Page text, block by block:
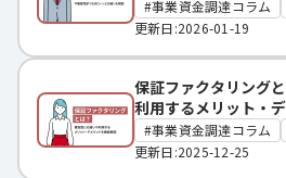
事業資金調達コラム
更新日:2026-01-19
保証ファクタリング
利用するメリット・
事業資金調達コラム
更新日:2025-12-25